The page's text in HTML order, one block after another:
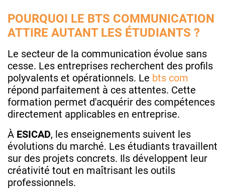
POURQUOI LE BTS COMMUNICATION
ATTIRE AUTANT LES ÉTUDIANTS ?
Le secteur de la communication évolue sans
cesse. Les entreprises recherchent des profils
polyvalents et opérationnels. Le bts com
répond parfaitement à ces attentes. Cette
formation permet d'acquérir des compétences
directement applicables en entreprise.
À ESICAD, les enseignements suivent les
évolutions du marché. Les étudiants travaillent
sur des projets concrets. Ils développent leur
créativité tout en maîtrisant les outils
professionnels.